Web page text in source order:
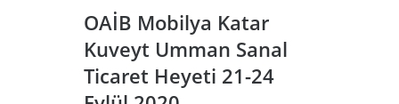
OAİB Mobilya Katar
Kuveyt Umman Sanal
Ticaret Heyeti 21-24